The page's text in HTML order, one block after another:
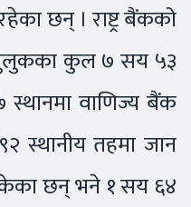
छन् । राष्ट्र बैंकको
कुल ७ सय ५३
वाणिज्य बैंक
स्थानीय तहमा जान
छन् भने १ सय ६४